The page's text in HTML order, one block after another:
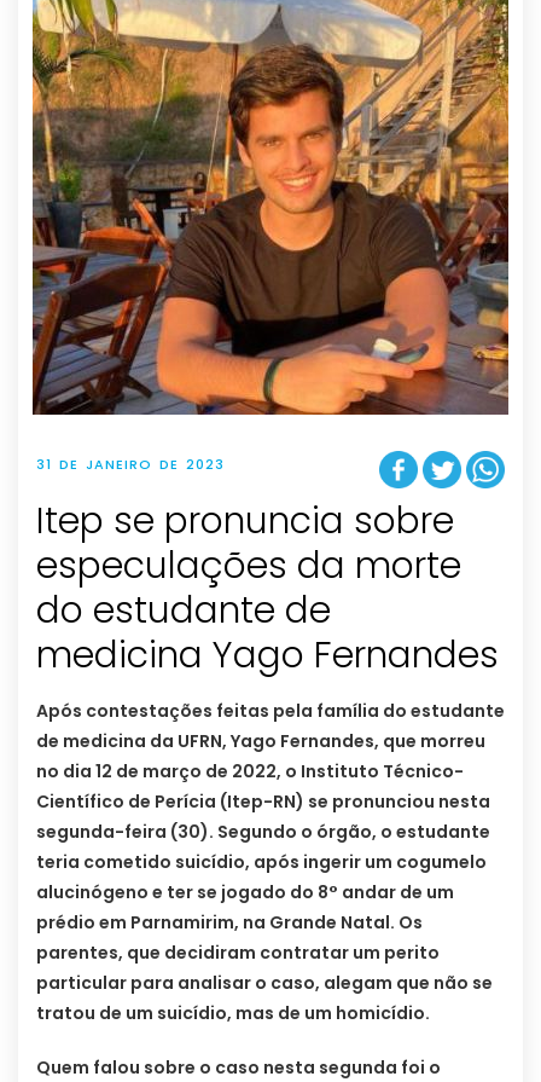
31 DE JANEIRO DE 2023
Itep se pronuncia sobre
especulações da morte
do estudante de
medicina Yago Fernandes
Após contestações feitas pela família do estudante
de medicina da UFRN, Yago Fernandes, que morreu
no dia 12 de março de 2022, o Instituto Técnico-
Científico de Perícia (Itep-RN) se pronunciou nesta
segunda-feira (30). Segundo o órgão, o estudante
teria cometido suicídio, após ingerir um cogumelo
alucinógeno e ter se jogado do 8° andar de um
prédio em Parnamirim, na Grande Natal. Os
parentes, que decidiram contratar um perito
particular para analisar o caso, alegam que não se
tratou de um suicídio, mas de um homicídio.
Quem falou sobre o caso nesta segunda foi o